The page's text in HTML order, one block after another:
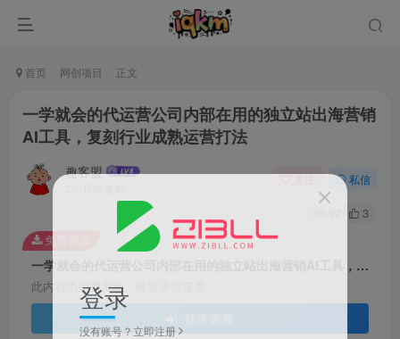
首页 网创项目 正文
一学就会的代运营公司内部在用的独立站出海营销
AI工具，复刻行业成熟运营打法
趣客盟 关注 私信
3
一学就会的代运营公司内部在用的独立站出海营销AI工具，复刻行业成熟运营打法
此内容为免费资源，请登录后查看
免费资源
登录
没有账号？立即注册